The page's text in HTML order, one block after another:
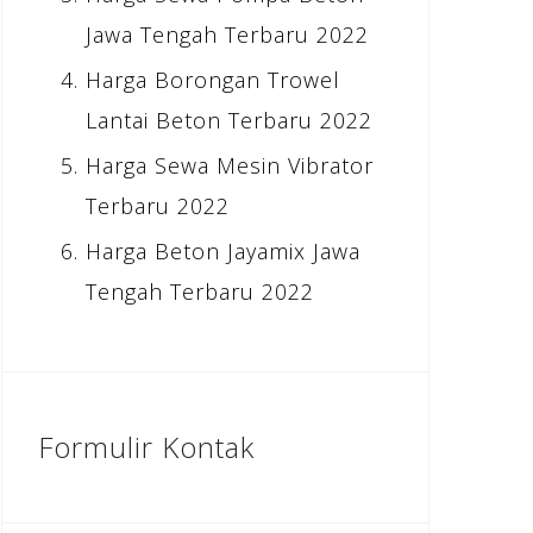
Jawa Tengah Terbaru 2022
Harga Borongan Trowel
Lantai Beton Terbaru 2022
Harga Sewa Mesin Vibrator
Terbaru 2022
Harga Beton Jayamix Jawa
Tengah Terbaru 2022
Formulir Kontak